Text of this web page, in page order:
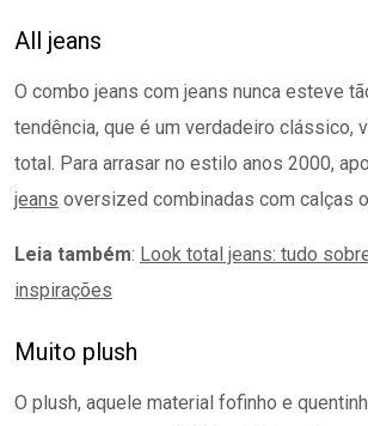
All jeans
O combo jeans com jeans nunca esteve
tendência, que é um verdadeiro clássico,
total. Para arrasar no estilo anos 2000,
jeans oversized combinadas com calças
Leia também: Look total jeans: tudo
inspirações
Muito plush
O plush, aquele material fofinho e